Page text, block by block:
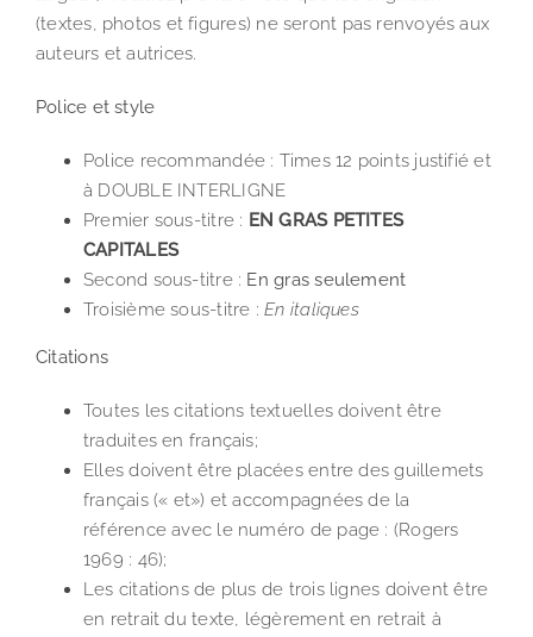
(textes, photos et figures) ne seront pas renvoyés aux
auteurs et autrices.
Police et style
Police recommandée : Times 12 points justifié et
à DOUBLE INTERLIGNE
Premier sous-titre : EN GRAS PETITES
CAPITALES
Second sous-titre : En gras seulement
Troisième sous-titre :En italiques
Citations
Toutes les citations textuelles doivent être
traduites en français;
Elles doivent être placées entre des guillemets
français (« et») et accompagnées de la
référence avec le numéro de page : (Rogers
1969 : 46);
Les citations de plus de trois lignes doivent être
en retrait du texte, légèrement en retrait à